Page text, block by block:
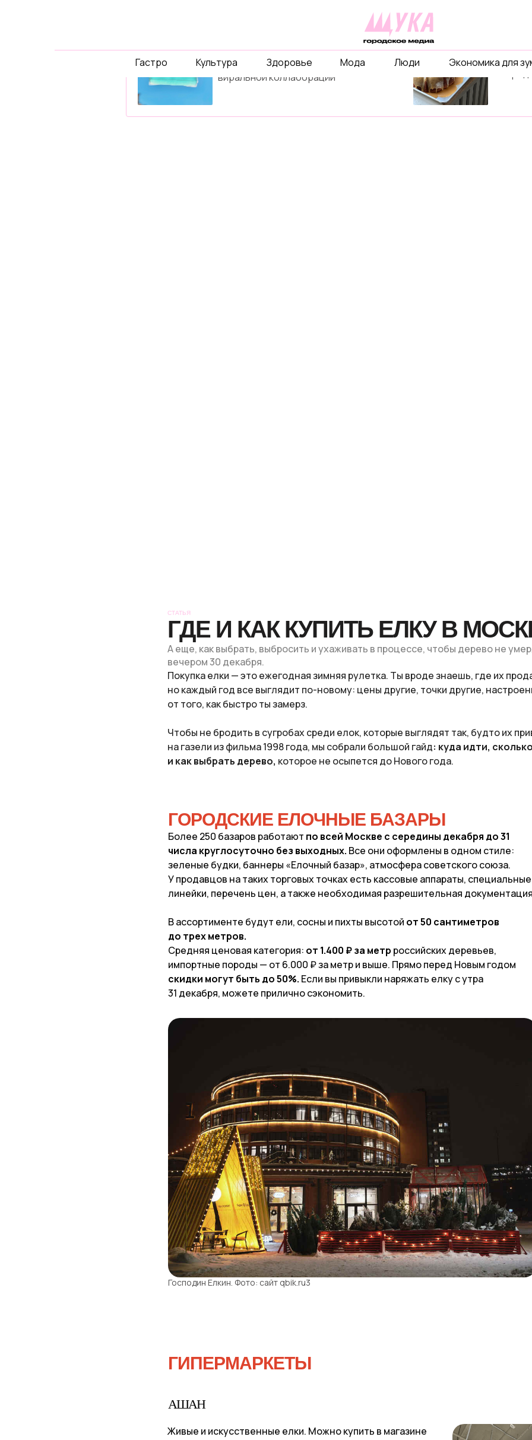
Экономика для
Люди
Мода
Здоровье
Культура
Гастро
Давайте объединимся ради
виральной коллаборации
проекты
СТАТЬЯ
ГДЕ И КАК КУПИТЬ ЕЛКУ В
А еще, как выбрать, выбросить и ухаживать в процессе, чтобы дерево не
вечером 30 декабря.
Покупка елки — это ежегодная зимняя рулетка. Ты вроде знаешь, где их
но каждый год все выглядит по-новому: цены другие, точки другие,
от того, как быстро ты замерз.
Чтобы не бродить в сугробах среди елок, которые выглядят так, будто их
на газели из фильма 1998 года, мы собрали большой гайд: куда идти,
и как выбрать дерево, которое не осыпется до Нового года.
ГОРОДСКИЕ ЕЛОЧНЫЕ БАЗАРЫ
Более 250 базаров работают по всей Москве с середины декабря до 31
числа круглосуточно без выходных. Все они оформлены в одном стиле:
зеленые будки, баннеры «Елочный базар», атмосфера советского союза.
У продавцов на таких торговых точках есть кассовые аппараты, специальные
линейки, перечень цен, а также необходимая разрешительная
В ассортименте будут ели, сосны и пихты высотой от 50 сантиметров
до трех метров.
Средняя ценовая категория: от 1.400 ₽ за метр российских деревьев,
импортные породы — от 6.000 ₽ за метр и выше. Прямо перед Новым годом
скидки могут быть до 50%. Если вы привыкли наряжать елку с утра
31 декабря, можете прилично сэкономить.
Господин Елкин. Фото: сайт qbik.ru3
ГИПЕРМАРКЕТЫ
Живые и искусственные елки. Можно купить в магазине
АШАН